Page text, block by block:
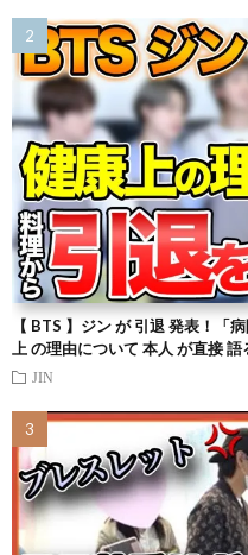
【 BTS 】ジン が 引退 発表！「
上 の理由について 本人 が直接 語
JIN